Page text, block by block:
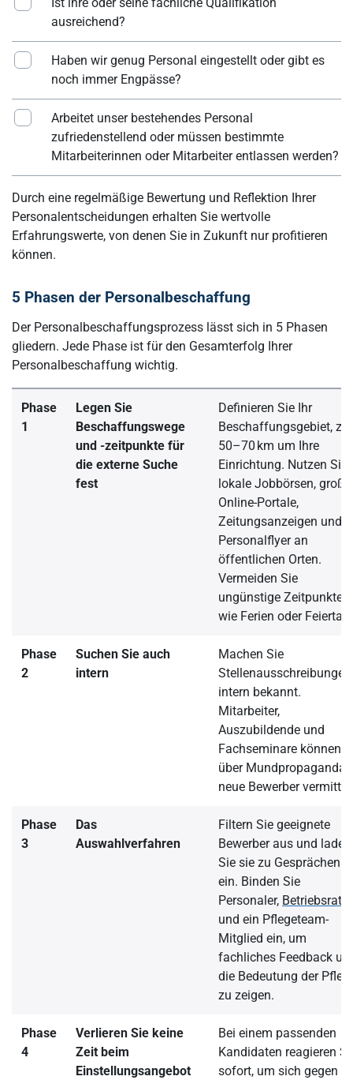
ausreichend?
Haben wir genug Personal eingestellt oder gibt es
noch immer Engpässe?
Arbeitet unser bestehendes Personal
zufriedenstellend oder müssen bestimmte
Mitarbeiterinnen oder Mitarbeiter entlassen werden?
Durch eine regelmäßige Bewertung und Reflektion Ihrer
Personalentscheidungen erhalten Sie wertvolle
Erfahrungswerte, von denen Sie in Zukunft nur profitieren
können.
5 Phasen der Personalbeschaffung
Der Personalbeschaffungsprozess lässt sich in 5 Phasen
gliedern. Jede Phase ist für den Gesamterfolg Ihrer
Personalbeschaffung wichtig.
Phase
1
Legen Sie
Beschaffungswege
und -zeitpunkte für
die externe Suche
fest
Definieren Sie Ihr
Beschaffungsgebiet, z.
50–70 km um Ihre
Einrichtung. Nutzen Sie
lokale Jobbörsen, große
Online-Portale,
Zeitungsanzeigen und
Personalflyer an
öffentlichen Orten.
Vermeiden Sie
ungünstige Zeitpunkte
wie Ferien oder
Phase
2
Suchen Sie auch
intern
Machen Sie
Stellenausschreibungen
intern bekannt.
Mitarbeiter,
Auszubildende und
Fachseminare können
über Mundpropaganda
neue Bewerber
Phase
3
Das
Auswahlverfahren
Filtern Sie geeignete
Bewerber aus und laden
Sie sie zu Gesprächen
ein. Binden Sie
Personaler, Betriebsrat
und ein Pflegeteam-
Mitglied ein, um
fachliches Feedback
die Bedeutung der
zu zeigen.
Phase
4
Verlieren Sie keine
Zeit beim
Einstellungsangebot
Bei einem passenden
Kandidaten reagieren
sofort, um sich gegen